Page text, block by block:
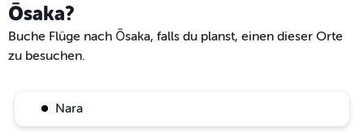
Ōsaka?
Buche Flüge nach Ōsaka, falls du planst, einen dieser Orte
zu besuchen.
Nara